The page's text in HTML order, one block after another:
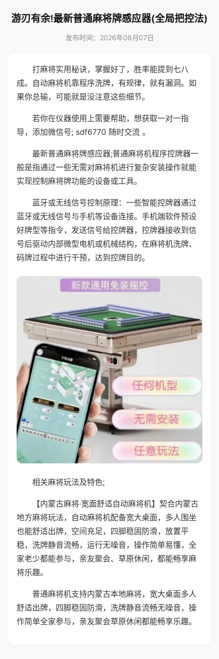
游刃有余!最新普通麻将牌感应器(全局把控法)
发布时间：2026年08月07日
打麻将实用秘诀，掌握好了，胜率能提到七八
成。自动麻将机靠程序洗牌，有规律，就有漏洞。如
果你总输，可能就是没注意这些细节。
若你在仪器使用上需要帮助，想获取一对一指
导，添加微信号; sdf6770 随时交流 。
最新普通麻将牌感应器;普通麻将机程序控牌器一
般是指通过一些无需对麻将机进行复杂安装操作就能
实现控制麻将牌功能的设备或工具。
蓝牙或无线信号控制原理：一些智能控牌器通过
蓝牙或无线信号与手机等设备连接。手机端软件预设
好牌型等指令，发送信号给控牌器，控牌器接收到信
号后驱动内部微型电机或机械结构，在麻将机洗牌、
码牌过程中进行干预，达到控牌目的。
相关麻将玩法及特色;
【内蒙古麻将·宽面舒适自动麻将机】契合内蒙古
地方麻将玩法，自动麻将机配备宽大桌面，多人围坐
也能舒适出牌，空间充足，四脚稳固防滑，放置平
稳，洗牌静音流畅，运行无噪音，操作简单易懂，全
家老少都能参与，亲友聚会、草原休闲，都能畅享麻
将乐趣。
普通麻将机支持内蒙古本地麻将，宽大桌面多人
舒适出牌，四脚稳固防滑，洗牌静音流畅无噪音，操
作简单全家参与，亲友聚会草原休闲都能畅享乐趣。